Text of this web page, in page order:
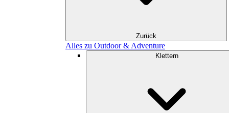
Zurück
Alles zu Outdoor & Adventure
Klettern